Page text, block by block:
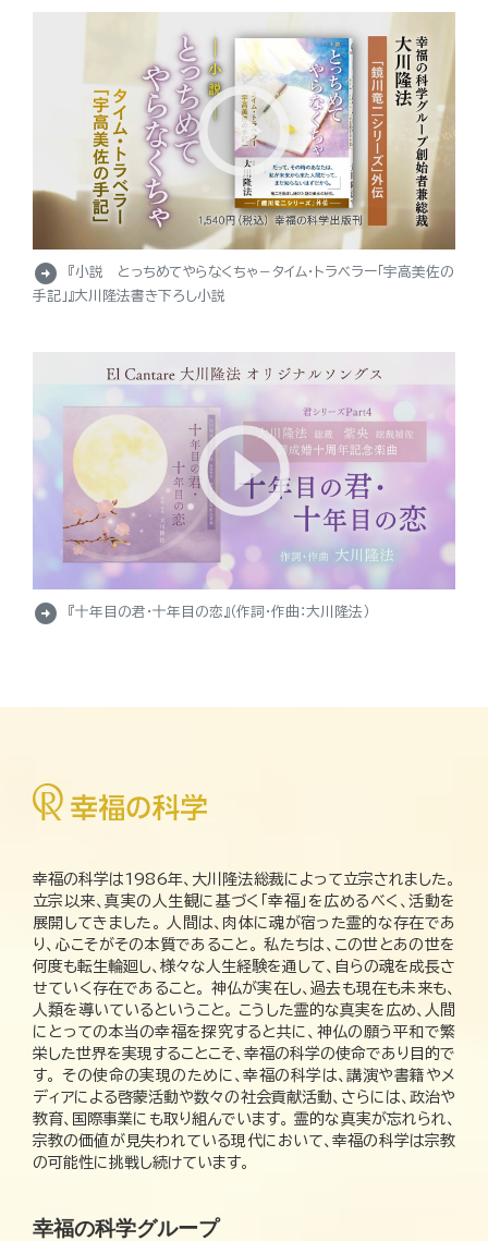
arrow_circle_right
『小説 とっちめてやらなくちゃ－タイム・トラベラー「宇高美佐の
手記」』大川隆法書き下ろし小説
arrow_circle_right 『十年目の君・十年目の恋』（作詞・作曲：大川隆法）
幸福の科学は1986年、大川隆法総裁によって立宗されました。
立宗以来、真実の人生観に基づく「幸福」を広めるべく、活動を
展開してきました。 人間は、肉体に魂が宿った霊的な存在であ
り、心こそがその本質であること。 私たちは、この世とあの世を
何度も転生輪廻し、様々な人生経験を通して、自らの魂を成長さ
せていく存在であること。 神仏が実在し、過去も現在も未来も、
人類を導いているということ。 こうした霊的な真実を広め、人間
にとっての本当の幸福を探究すると共に、神仏の願う平和で繁
栄した世界を実現することこそ、幸福の科学の使命であり目的で
す。 その使命の実現のために、幸福の科学は、講演や書籍やメ
ディアによる啓蒙活動や数々の社会貢献活動、さらには、政治や
教育、国際事業にも取り組んでいます。 霊的な真実が忘れられ、
宗教の価値が見失われている現代において、幸福の科学は宗教
の可能性に挑戦し続けています。
幸福の科学グループ